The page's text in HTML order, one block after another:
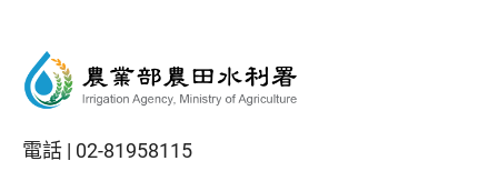
電話 | 02-81958115